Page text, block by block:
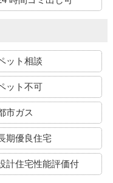
ット相談
ット不可
市ガス
期優良住宅
計住宅性能評価付